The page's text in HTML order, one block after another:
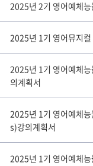
2025년 2기 영어예체
2025년 1기 영어뮤지
2025년 1기 영어예체
의계획서
2025년 1기 영어예체
s)강의계획서
2025년 1기 영어예체